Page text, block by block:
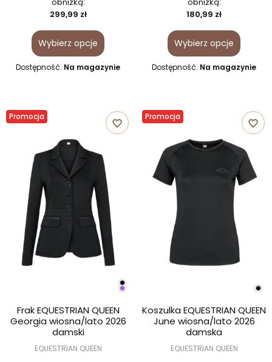
299,99 zł
Wybierz opcje
Dostępność: Na magazynie
180,99 zł
Wybierz opcje
Dostępność: Na magazynie
Promocja
favorite_border
Frak EQUESTRIAN QUEEN
Georgia wiosna/lato 2026
damski
EQUESTRIAN QUEEN
Promocja
favorite_border
Koszulka EQUESTRIAN QUEEN
June wiosna/lato 2026
damska
EQUESTRIAN QUEEN